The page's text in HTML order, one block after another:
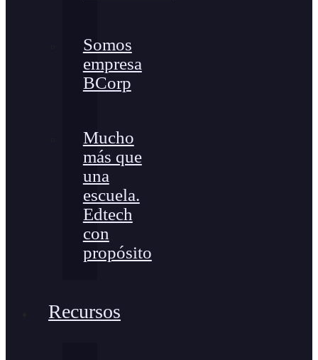
Somos
empresa
BCorp
Mucho
más que
una
escuela.
Edtech
con
propósito
Recursos